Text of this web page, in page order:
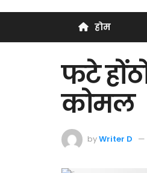
होम
फटे
कोमल
byWriter D